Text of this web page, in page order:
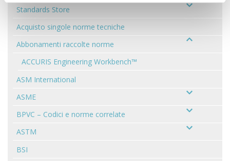
Standards Store
Acquisto singole norme tecniche
Abbonamenti raccolte norme
ACCURIS Engineering Workbench™
ASM International
ASME
BPVC – Codici e norme correlate
ASTM
BSI